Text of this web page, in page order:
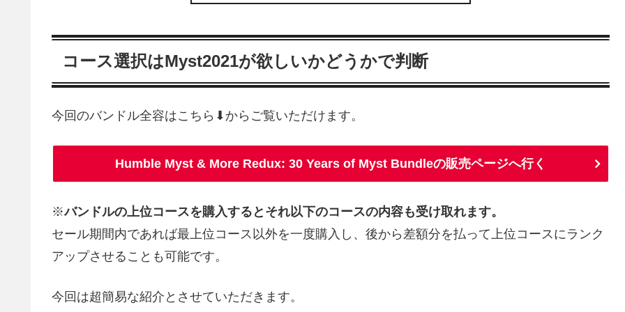
コース選択はMyst2021が欲しいかどうかで判断
今回のバンドル全容はこちら⬇からご覧いただけます。
Humble Myst & More Redux: 30 Years of Myst Bundleの販売ページへ行く
※バンドルの上位コースを購入するとそれ以下のコースの内容も受け取れます。
セール期間内であれば最上位コース以外を一度購入し、後から差額分を払って上位コースにランク
アップさせることも可能です。
今回は超簡易な紹介とさせていただきます。